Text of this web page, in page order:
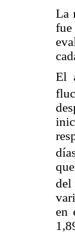
La
fue
El
del
en